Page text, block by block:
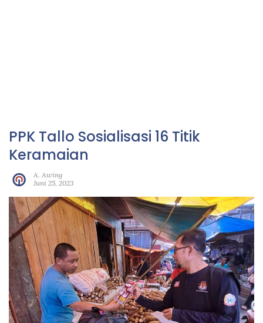
PPK Tallo Sosialisasi 16 Titik
Keramaian
A. Awing
Juni 25, 2023